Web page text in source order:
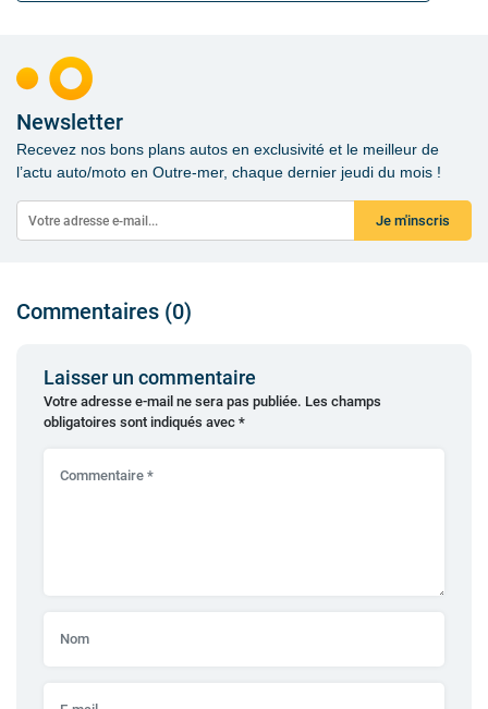
Newsletter
Recevez nos bons plans autos en exclusivité et le meilleur de
l’actu auto/moto en Outre-mer, chaque dernier jeudi du mois !
Je m'inscris
Commentaires (0)
Laisser un commentaire
Votre adresse e-mail ne sera pas publiée. Les champs
obligatoires sont indiqués avec *